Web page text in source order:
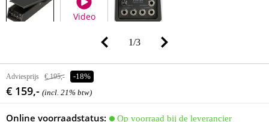
Video
1/3
Adviesprijs € 195,- -18%
€ 159,- (incl. 21% btw)
Online voorraadstatus:
Op voorraad bij de leverancier